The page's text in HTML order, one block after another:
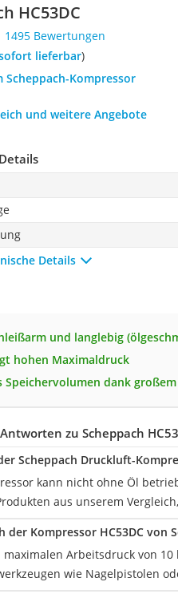
HC53DC
1495 Bewertungen
Sofort lieferbar)
Scheppach-Kompressor
und weitere Angebote
Details
und langlebig
hohen Maximaldruck
Speichervolumen dank großem
zu Scheppach
Scheppach Druckluft-
kann nicht ohne Öl
aus unserem
der Kompressor HC53DC von
Arbeitsdruck von
wie Nagelpistolen